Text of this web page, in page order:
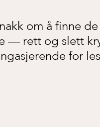
om å finne
— rett og slett
for